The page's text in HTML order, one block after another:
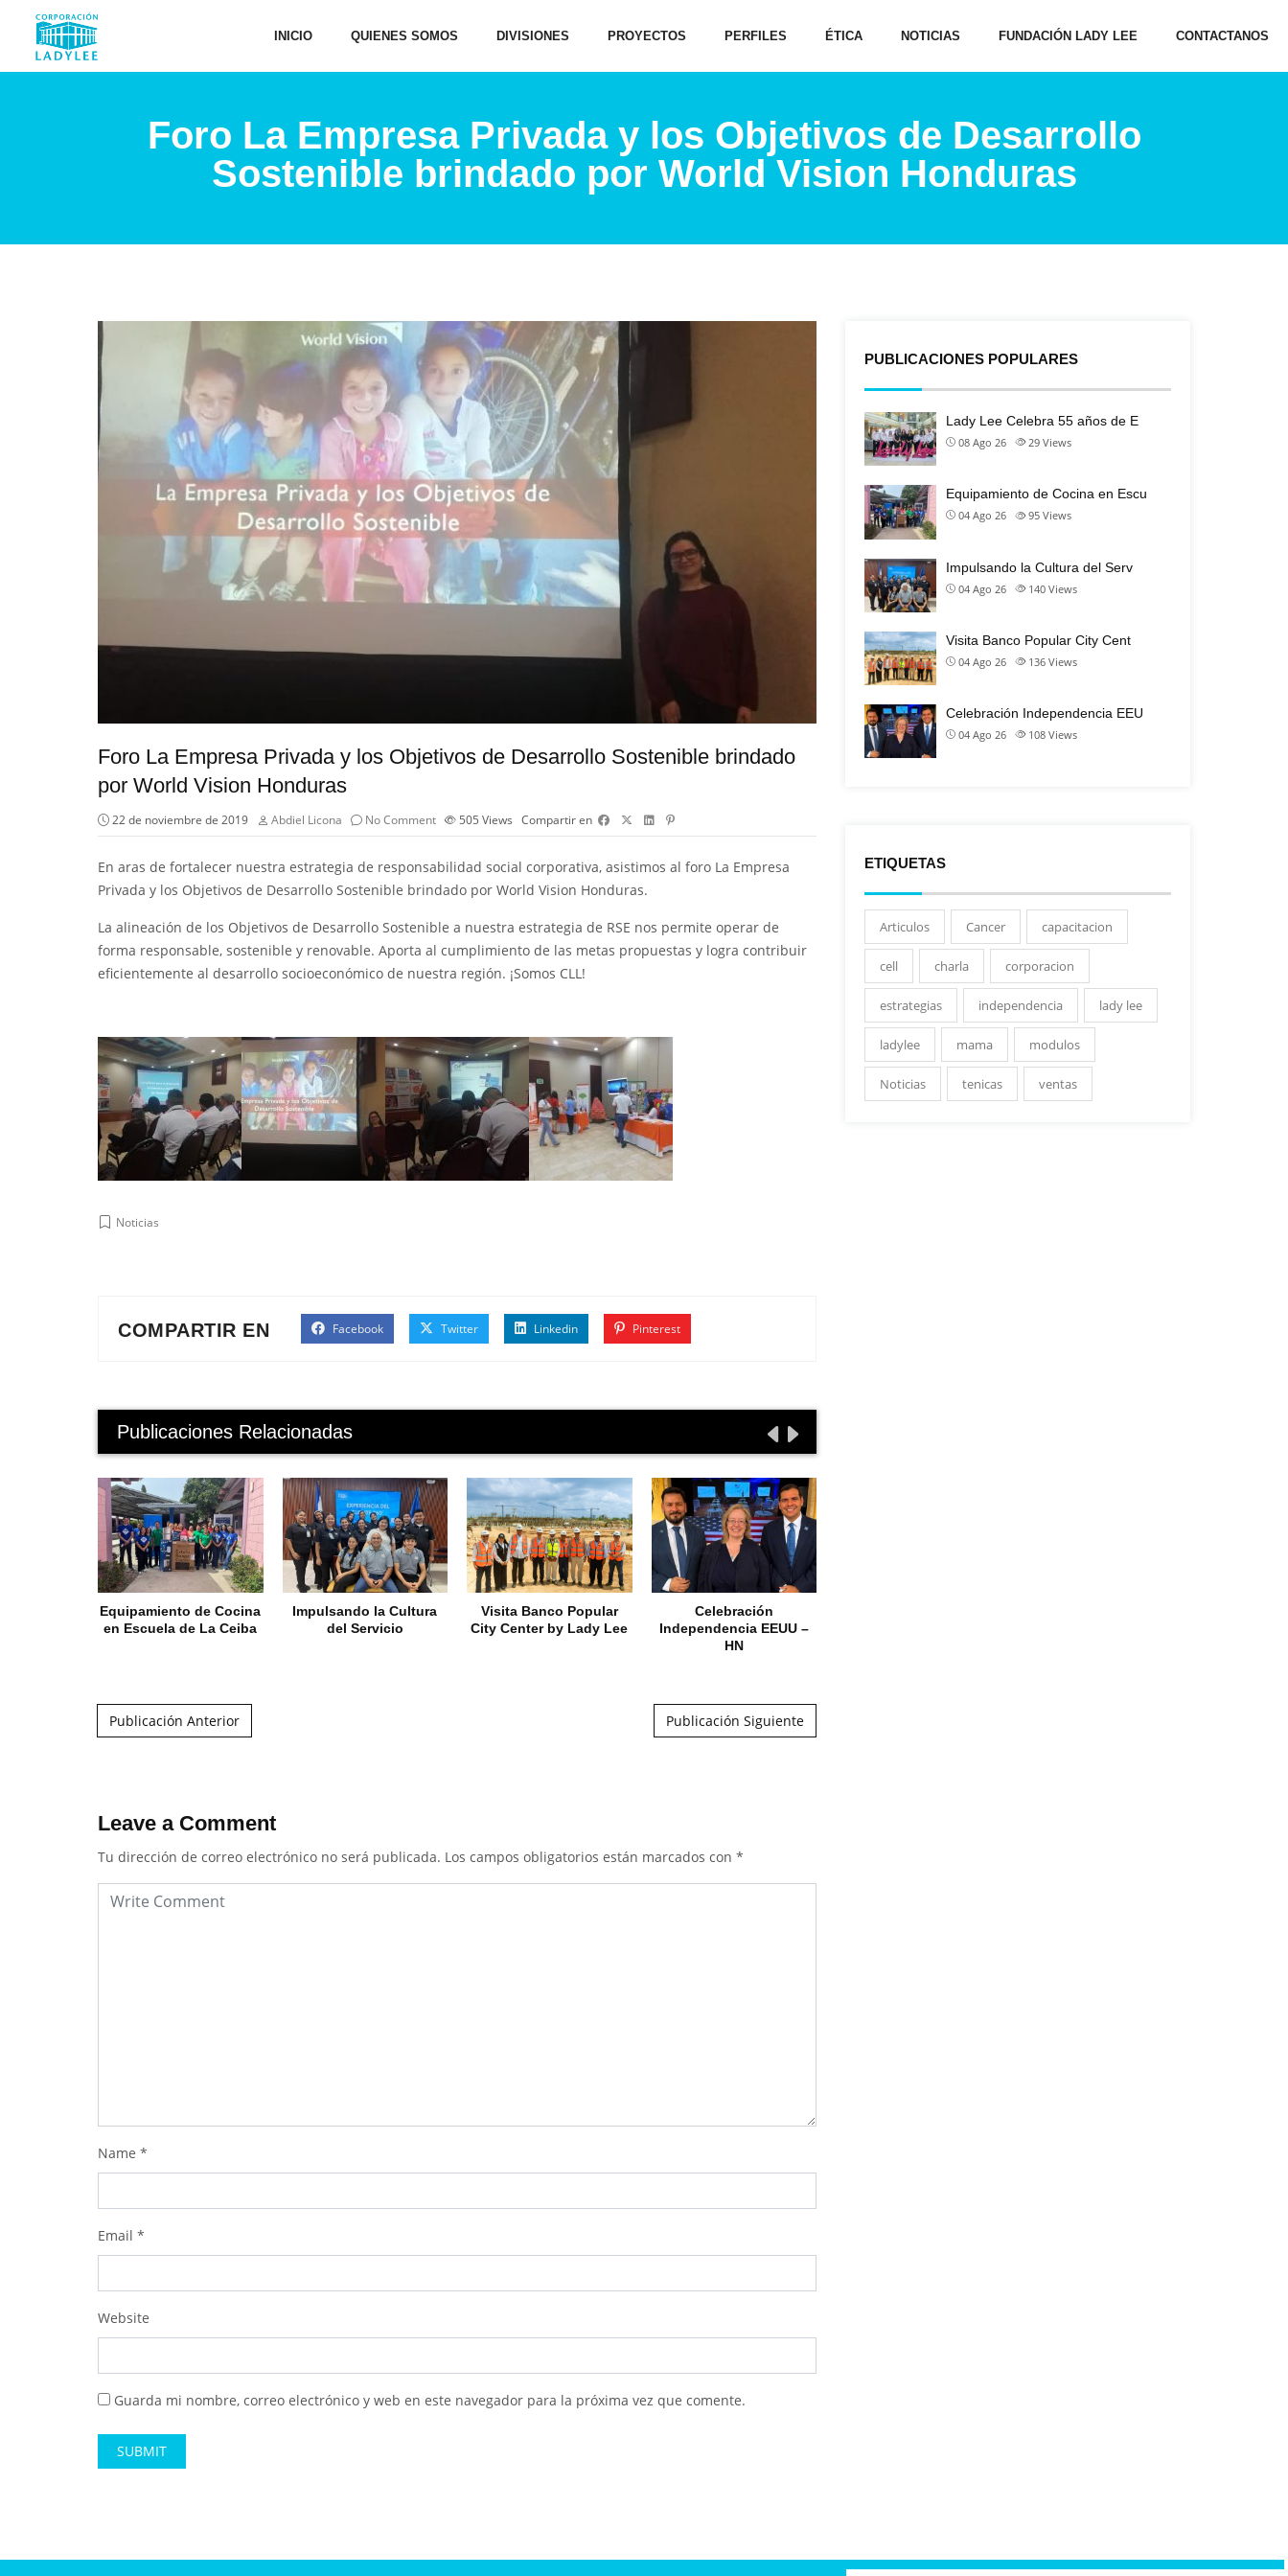
INICIO QUIENES SOMOS DIVISIONES PROYECTOS PERFILES ÉTICA NOTICIAS FUNDACIÓN LADY LEE CONTACTANOS
Foro La Empresa Privada y los Objetivos de Desarrollo
Sostenible brindado por World Vision Honduras
Foro La Empresa Privada y los Objetivos de Desarrollo Sostenible brindado
por World Vision Honduras
22 de noviembre de 2019 Abdiel Licona No Comment 505 Views Compartir en
En aras de fortalecer nuestra estrategia de responsabilidad social corporativa, asistimos al foro La Empresa
Privada y los Objetivos de Desarrollo Sostenible brindado por World Vision Honduras.
La alineación de los Objetivos de Desarrollo Sostenible a nuestra estrategia de RSE nos permite operar de
forma responsable, sostenible y renovable. Aporta al cumplimiento de las metas propuestas y logra contribuir
eficientemente al desarrollo socioeconómico de nuestra región. ¡Somos CLL!
Noticias
COMPARTIR EN Facebook Twitter Linkedin Pinterest
Publicaciones Relacionadas
Equipamiento de Cocina
en Escuela de La Ceiba
Impulsando la Cultura
del Servicio
Visita Banco Popular
City Center by Lady Lee
Celebración
Independencia EEUU –
HN
Publicación Anterior Publicación Siguiente
Leave a Comment
Tu dirección de correo electrónico no será publicada. Los campos obligatorios están marcados con *
Name *
Email *
Website
Guarda mi nombre, correo electrónico y web en este navegador para la próxima vez que comente.
PUBLICACIONES POPULARES
Lady Lee Celebra 55 años de E
08 Ago 26 29 Views
Equipamiento de Cocina en Escu
04 Ago 26 95 Views
Impulsando la Cultura del Serv
04 Ago 26 140 Views
Visita Banco Popular City Cent
04 Ago 26 136 Views
Celebración Independencia EEU
04 Ago 26 108 Views
ETIQUETAS
Articulos Cancer capacitacion
cell charla corporacion
estrategias independencia lady lee
ladylee mama modulos
Noticias tenicas ventas